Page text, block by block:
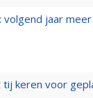
volgend jaar
keren voor